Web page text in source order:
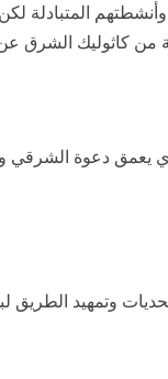
المتبادلة
من كاثوليك الشرق
يعمق دعوة
وتمهيد الطريق